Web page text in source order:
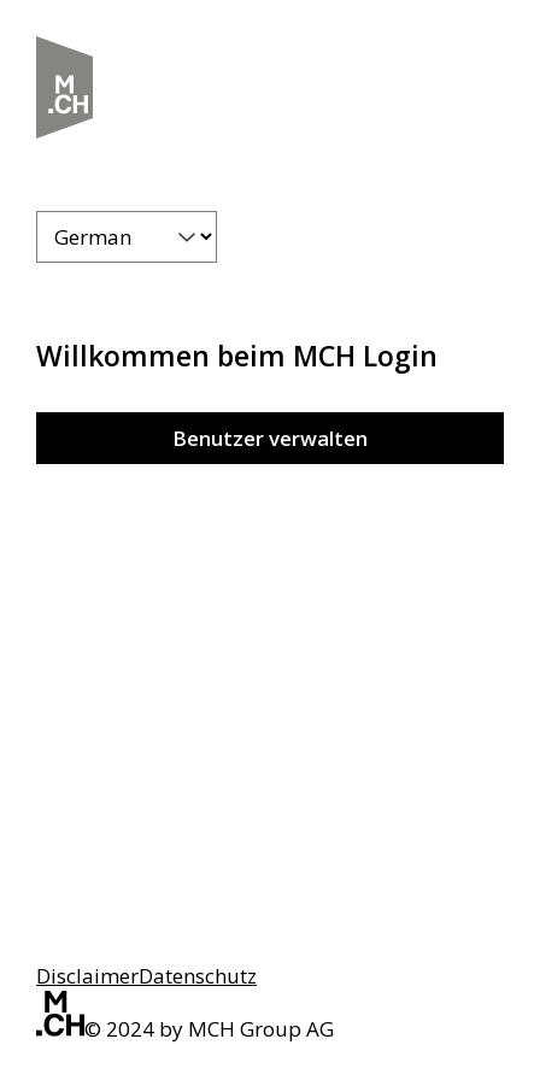
Willkommen beim MCH Login
Benutzer verwalten
© 2024 by MCH Group AG
DisclaimerDatenschutz